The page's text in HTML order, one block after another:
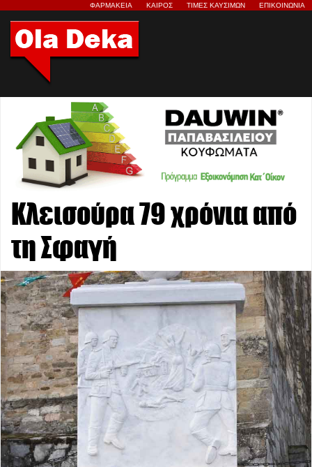
ΦΑΡΜΑΚΕΙΑ ΚΑΙΡΟΣ ΤΙΜΕΣ ΚΑΥΣΙΜΩΝ ΕΠΙΚΟΙΝΩΝΙΑ
Κλεισούρα 79 χρόνια από
τη Σφαγή